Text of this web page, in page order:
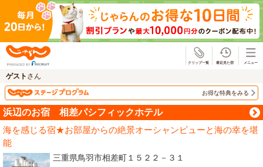
ゲスト さん
お得な特典をみる
浜辺のお宿 相差パシフィックホテル
海を感じる宿★お部屋からの絶景オーシャンビューと海の幸を堪
能
三重県鳥羽市相差町１５２２－３１